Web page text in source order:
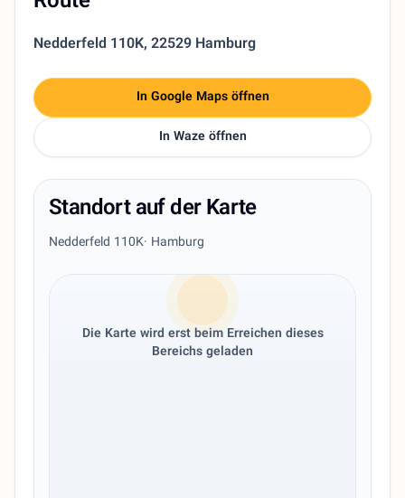
Nedderfeld 110K, 22529 Hamburg
In Google Maps öffnen
In Waze öffnen
Standort auf der Karte
Nedderfeld 110K· Hamburg
Die Karte wird erst beim Erreichen dieses
Bereichs geladen